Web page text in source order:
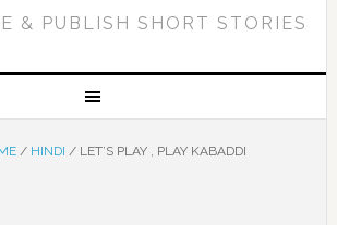
& PUBLISH SHORT STORIES
/ HINDI /LET’S PLAY , PLAY KABADDI